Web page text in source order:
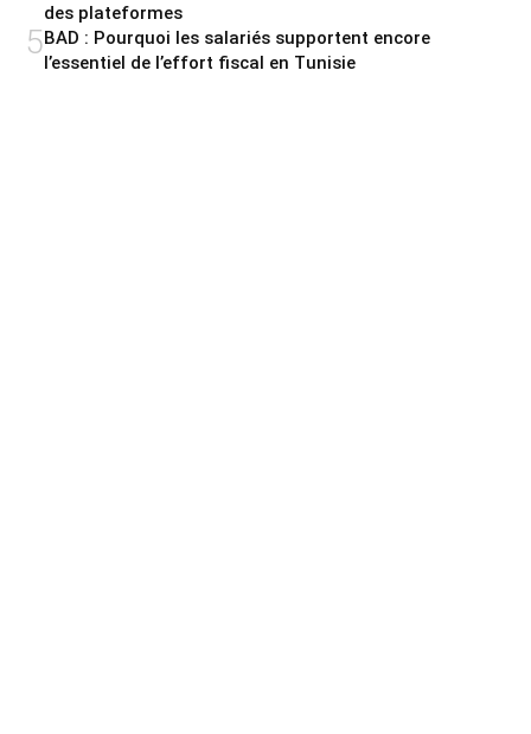
des plateformes
5BAD : Pourquoi les salariés supportent encore
l’essentiel de l’effort fiscal en Tunisie